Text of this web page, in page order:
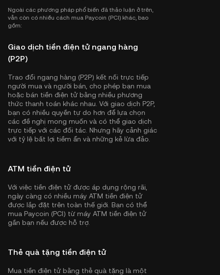
Ngoài các phương pháp phổ biến đã thảo luận ở trên,
vẫn còn có nhiều cách mua Paycoin (PCI) khác, bao
gồm:
Giao dịch tiền điện tử ngang hàng
(P2P)
Trao đổi ngang hàng (P2P) kết nối trực tiếp
người mua và người bán, cho phép bạn mua
hoặc bán tiền điện tử bằng nhiều phương
thức thanh toán khác nhau. Với giao dịch P2P,
bạn có nhiều quyền tự do hơn để lựa chọn
các đề nghị mong muốn và có thể giao dịch
trực tiếp với các đối tác. Nhưng hãy cảnh giác
với tỷ lệ bất lợi tiềm ẩn và những kẻ lừa đảo.
ATM tiền điện tử
Với việc tiền điện tử được áp dụng rộng rãi,
ngày càng có nhiều máy ATM tiền điện tử
được lắp đặt trên toàn thế giới. Bạn có thể
mua Paycoin (PCI) từ máy ATM tiền điện tử
gần bạn nếu được hỗ trợ.
Thẻ quà tặng tiền điện tử
Mua tiền điện tử bằng thẻ quà tặng là một